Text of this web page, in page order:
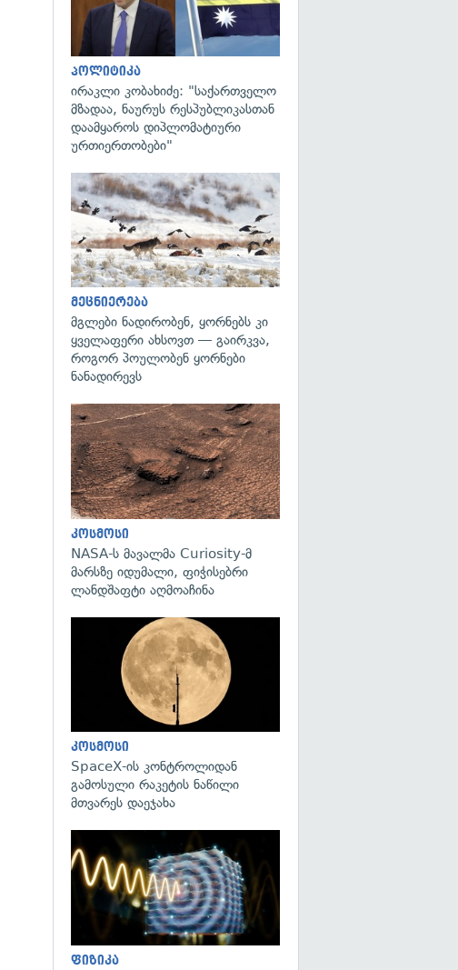
პოლიტიკა
ირაკლი კობახიძე: "საქართველო
მზადაა, ნაურუს რესპუბლიკასთან
დაამყაროს დიპლომატიური
ურთიერთობები"
მეცნიერება
მგლები ნადირობენ, ყორნებს კი
ყველაფერი ახსოვთ — გაირკვა,
როგორ პოულობენ ყორნები
ნანადირევს
კოსმოსი
NASA-ს მავალმა Curiosity-მ
მარსზე იდუმალი, ფიჭისებრი
ლანდშაფტი აღმოაჩინა
კოსმოსი
SpaceX-ის კონტროლიდან
გამოსული რაკეტის ნაწილი
მთვარეს დაეჯახა
ფიზიკა